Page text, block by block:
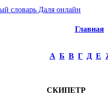
Главная
А Б В Г Д Е
СКИПЕТР